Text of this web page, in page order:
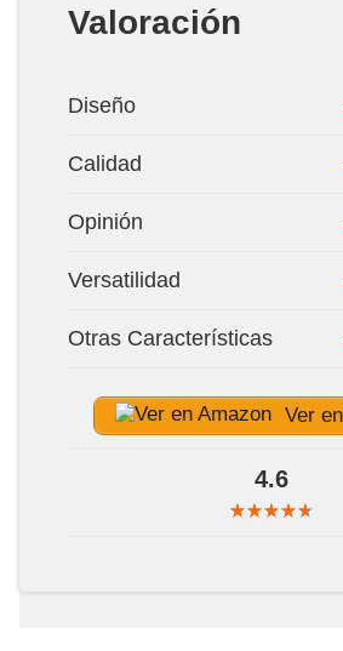
Valoración
Diseño
Calidad
Opinión
Versatilidad
Otras Características
Ver
4.6